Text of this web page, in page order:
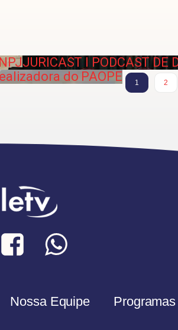
JURICAST I PODCAST DE
do PAOPE
1 2
Nossa Equipe Programas